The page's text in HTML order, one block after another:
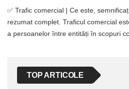
✅ Trafic comercial | Ce este,
rezumat complet. Traficul comercial
a persoanelor între entități în scopuri
TOP ARTICOLE